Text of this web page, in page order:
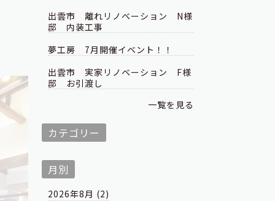
出雲市 離れリノベーション N様
邸 内装工事
夢工房 7月開催イベント！！
出雲市 実家リノベーション F様
邸 お引渡し
一覧を見る
カテゴリー
月別
2026年8月 (2)